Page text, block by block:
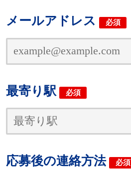
メールアドレス 必須
最寄り駅 必須
応募後の連絡方法 必須